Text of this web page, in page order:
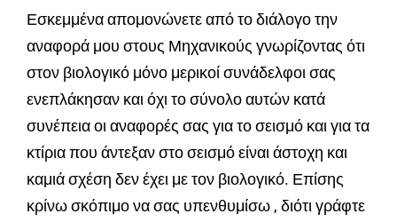
Εσκεμμένα απομονώνετε από το διάλογο την
αναφορά μου στους Μηχανικούς γνωρίζοντας ότι
στον βιολογικό μόνο μερικοί συνάδελφοι σας
ενεπλάκησαν και όχι το σύνολο αυτών κατά
συνέπεια οι αναφορές σας για το σεισμό και για τα
κτίρια που άντεξαν στο σεισμό είναι άστοχη και
καμιά σχέση δεν έχει με τον βιολογικό. Επίσης
κρίνω σκόπιμο να σας υπενθυμίσω , διότι γράφτε